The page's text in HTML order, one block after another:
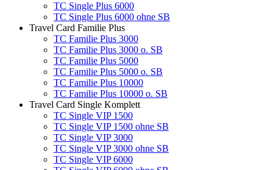
TC Single Plus 6000
TC Single Plus 6000 ohne SB
Travel Card Familie Plus
TC Familie Plus 3000
TC Familie Plus 3000 o. SB
TC Familie Plus 5000
TC Familie Plus 5000 o. SB
TC Familie Plus 10000
TC Familie Plus 10000 o. SB
Travel Card Single Komplett
TC Single VIP 1500
TC Single VIP 1500 ohne SB
TC Single VIP 3000
TC Single VIP 3000 ohne SB
TC Single VIP 6000